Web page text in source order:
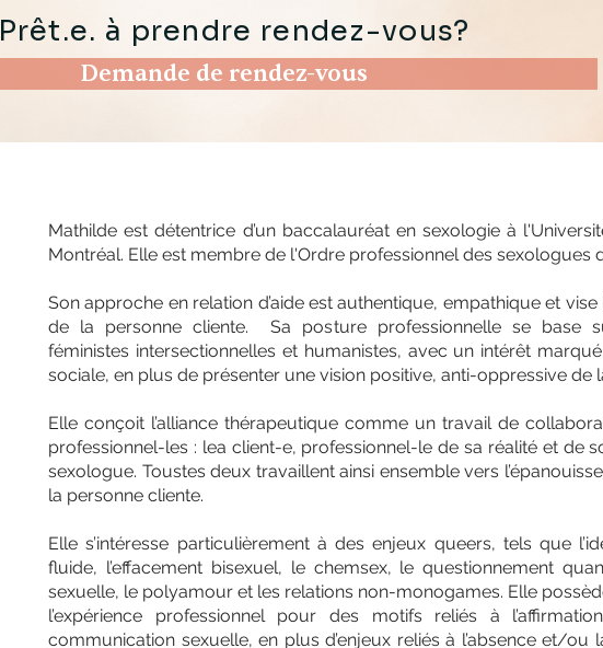
Prêt.e. à prendre rendez-vous?
Demande de rendez-vous
Mathilde est détentrice d’un baccalauréat en sexologie à
Montréal. Elle est membre de l'Ordre professionnel des sexologues
Son approche en relation d’aide est authentique, empathique et vise
de la personne cliente. Sa posture professionnelle se base
féministes intersectionnelles et humanistes, avec un intérêt
sociale, en plus de présenter une vision positive, anti-oppressive de
Elle conçoit l’alliance thérapeutique comme un travail de
professionnel-les : lea client-e, professionnel-le de sa réalité et de
sexologue. Toustes deux travaillent ainsi ensemble vers
la personne cliente.
Elle s’intéresse particulièrement à des enjeux queers, tels que
fluide, l’effacement bisexuel, le chemsex, le questionnement
sexuelle, le polyamour et les relations non-monogames. Elle
l’expérience professionnel pour des motifs reliés à
communication sexuelle, en plus d’enjeux reliés à l’absence et/ou